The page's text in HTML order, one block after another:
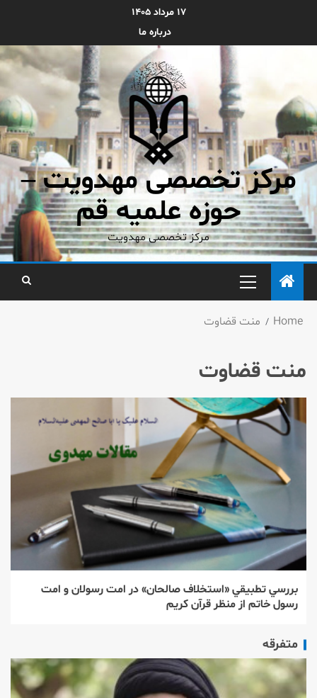
۱۷ مرداد ۱۴۰۵
درباره ما
مرکز تخصصی مهدویت –
حوزه علمیه قم
مرکز تخصصی مهدویت
Home منت قضاوت
منت قضاوت
بررسي تطبيقي «استخلاف صالحان» در امت رسولان و امت
رسول خاتم از منظر قرآن كريم
متفرقه